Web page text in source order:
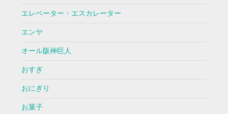
エレベーター・エスカレーター
エンヤ
オール阪神巨人
おすぎ
おにぎり
お菓子